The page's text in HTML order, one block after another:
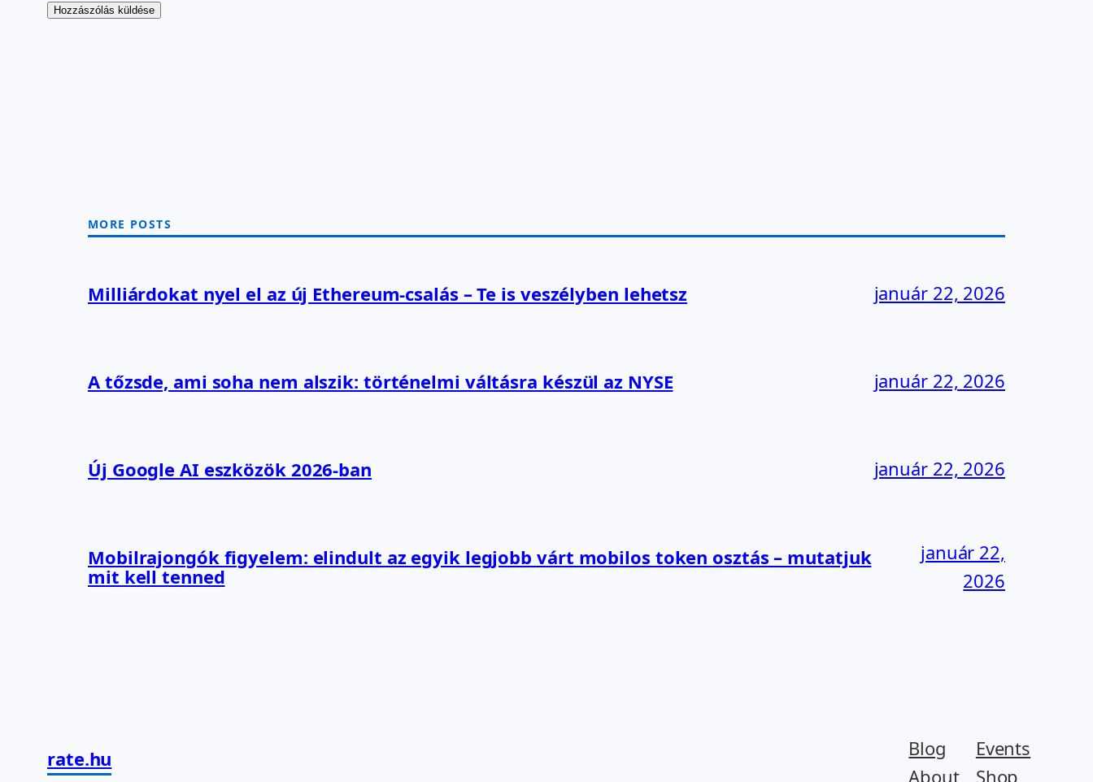
MORE POSTS
Milliárdokat nyel el az új Ethereum-csalás – Te is veszélyben lehetsz január 22, 2026
A tőzsde, ami soha nem alszik: történelmi váltásra készül az NYSE január 22, 2026
Új Google AI eszközök 2026-ban január 22, 2026
Mobilrajongók figyelem: elindult az egyik legjobb várt mobilos token osztás – mutatjuk
mit kell tenned
január 22,
2026
rate.hu
Blog
About
Events
Shop